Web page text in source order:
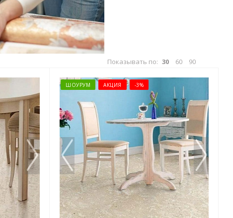
Показывать по: 30 60 90
ШОУРУМ АКЦИЯ -3%